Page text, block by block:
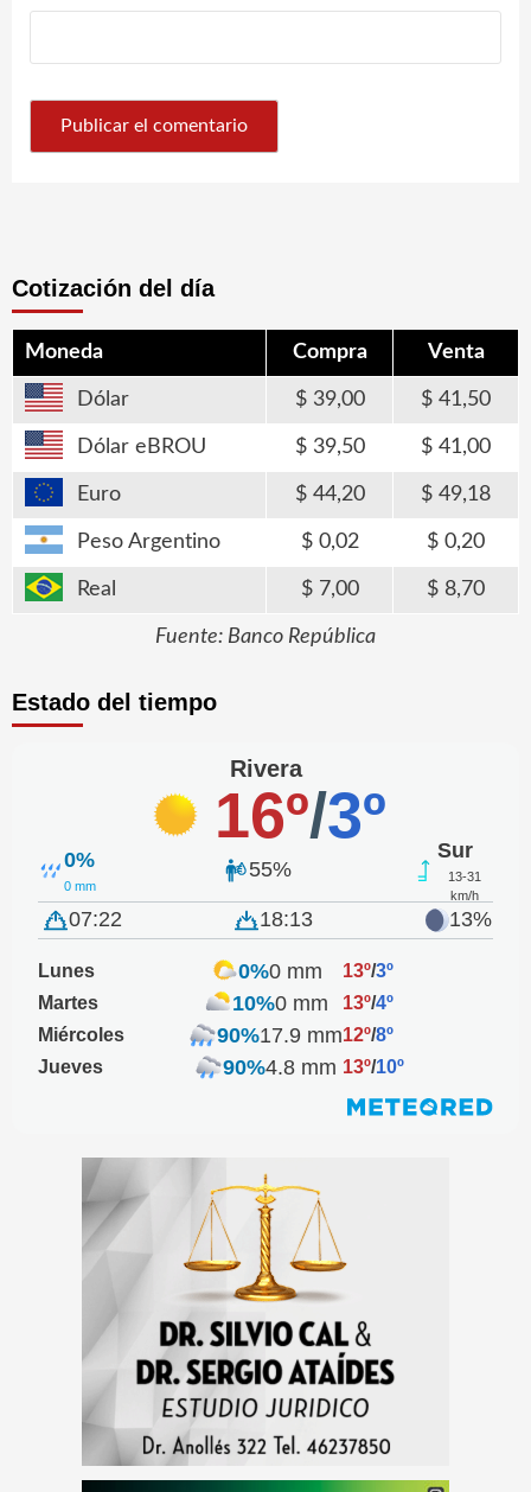
Cotización del día
Moneda Compra Venta
Dólar 39,00 41,50
Dólar eBROU 39,50 41,00
Euro 44,20 49,18
Peso Argentino 0,02 0,20
Real 7,00 8,70
Fuente: Banco República
Estado del tiempo
Rivera
16º/3º
0%
0 mm
55%
Sur
13-31
km/h
07:22 18:13 13%
Lunes 0%0 mm 13º/3º
Martes
10%0 mm 13º/4º
Miércoles
90%17.9 mm12º/8º
Jueves
90%4.8 mm 13º/10º